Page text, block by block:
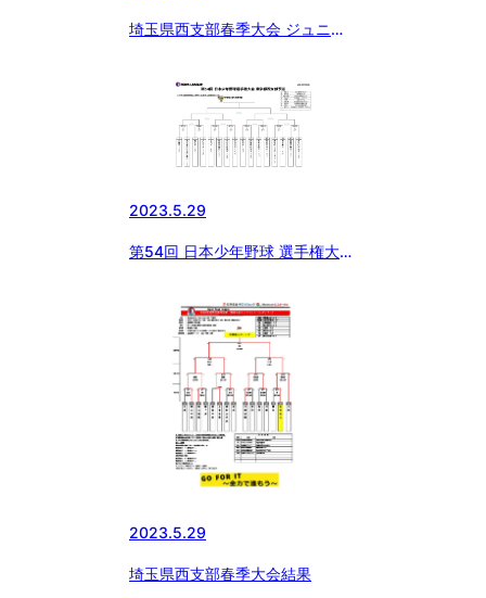
埼玉県西支部春季大会 ジュニア
2023.5.29
第54回 日本少年野球 選手権大
回戦 開催日のお知らせ】
2023.5.29
埼玉県西支部春季大会結果